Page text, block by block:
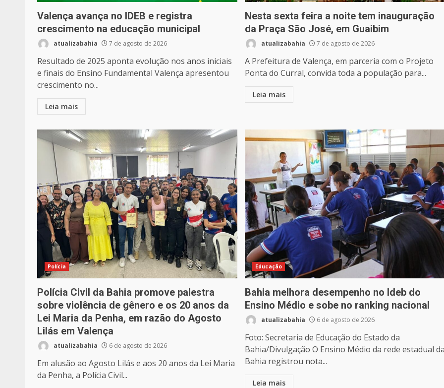
Valença avança no IDEB e registra
crescimento na educação municipal
atualizabahia 7 de agosto de 2026
Resultado de 2025 aponta evolução nos anos iniciais
e finais do Ensino Fundamental Valença apresentou
crescimento no...
Leia mais
Nesta sexta feira a noite tem inauguração
da Praça São José, em Guaibim
atualizabahia 7 de agosto de 2026
A Prefeitura de Valença, em parceria com o Projeto
Ponta do Curral, convida toda a população para...
Leia mais
Polícia
Polícia Civil da Bahia promove palestra
sobre violência de gênero e os 20 anos da
Lei Maria da Penha, em razão do Agosto
Lilás em Valença
atualizabahia 6 de agosto de 2026
Em alusão ao Agosto Lilás e aos 20 anos da Lei Maria
da Penha, a Polícia Civil...
Educação
Bahia melhora desempenho no Ideb do
Ensino Médio e sobe no ranking nacional
atualizabahia 6 de agosto de 2026
Foto: Secretaria de Educação do Estado da
Bahia/Divulgação O Ensino Médio da rede estadual
Bahia registrou nota...
Leia mais